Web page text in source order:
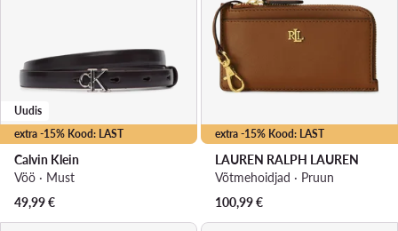
extra -15% Kood: LAST
Uudis
Calvin Klein
Vöö · Must
49,99€
extra -15% Kood: LAST
LAUREN RALPH LAUREN
Võtmehoidjad · Pruun
100,99€